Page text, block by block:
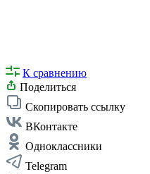
К сравнению
Поделиться
Скопировать ссылку
ВКонтакте
Одноклассники
Telegram